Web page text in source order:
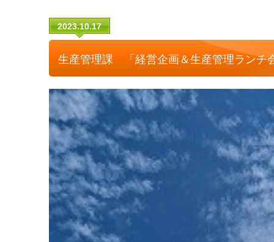
2023.10.17
生産管理課 「経営企画＆生産管理ランチ